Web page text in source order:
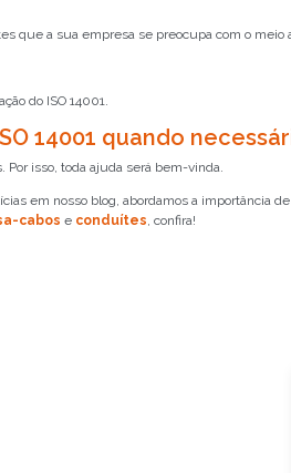
que a sua empresa se preocupa com o meio
do ISO 14001.
14001 quando
isso, toda ajuda será bem-vinda.
em nosso blog, abordamos a importância
cabos e conduítes, confira!
cliente?
SOLICITAR CONTATO
5